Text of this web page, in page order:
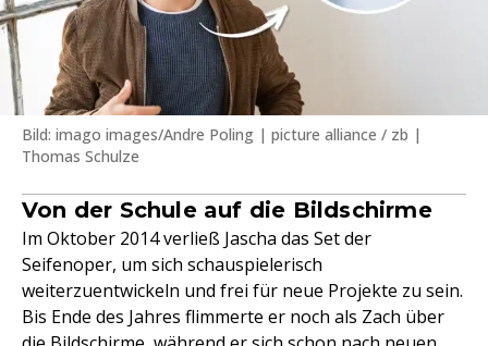
Bild: imago images/Andre Poling | picture alliance / zb |
Thomas Schulze
Von der Schule auf die Bildschirme
Im Oktober 2014 verließ Jascha das Set der
Seifenoper, um sich schauspielerisch
weiterzuentwickeln und frei für neue Projekte zu sein.
Bis Ende des Jahres flimmerte er noch als Zach über